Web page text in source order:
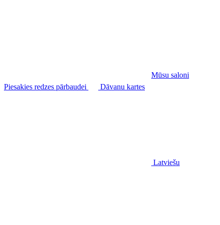
Mūsu saloni
Piesakies redzes pārbaudei
Dāvanu kartes
Latviešu